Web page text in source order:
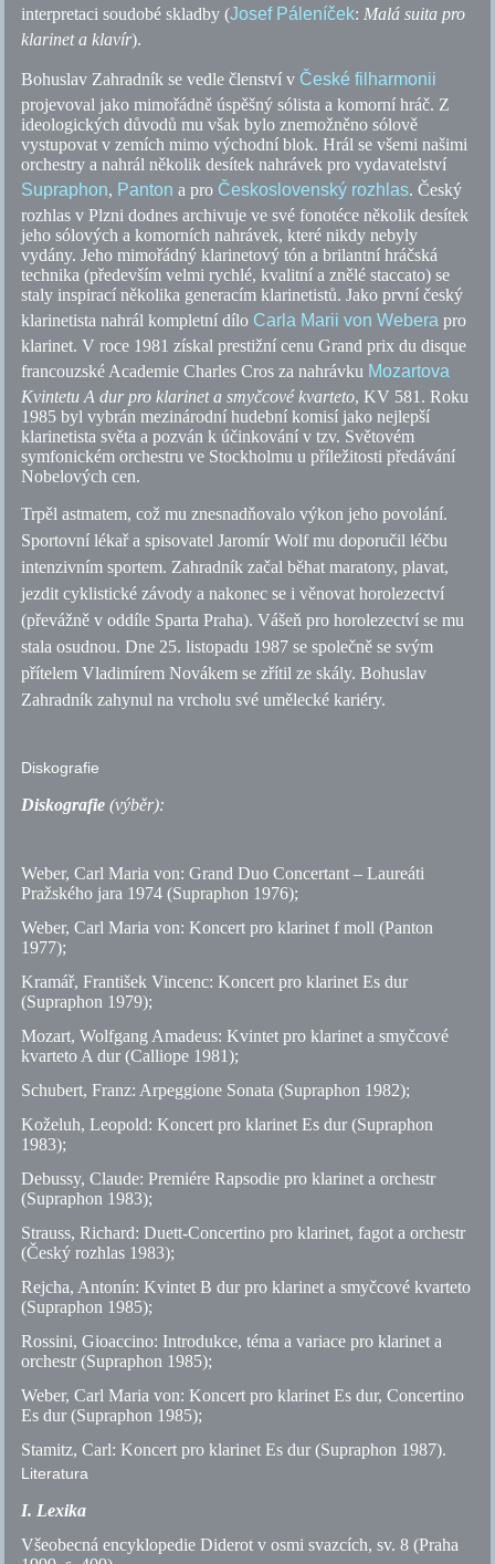
interpretaci soudobé skladby (Josef Páleníček:Malá suita pro
klarinet a klavír).
Bohuslav Zahradník se vedle členství v České filharmonii
projevoval jako mimořádně úspěšný sólista a komorní hráč. Z
ideologických důvodů mu však bylo znemožněno sólově
vystupovat v zemích mimo východní blok. Hrál se všemi našimi
orchestry a nahrál několik desítek nahrávek pro vydavatelství
Supraphon, Panton a pro Československý rozhlas. Český
rozhlas v Plzni dodnes archivuje ve své fonotéce několik desítek
jeho sólových a komorních nahrávek, které nikdy nebyly
vydány. Jeho mimořádný klarinetový tón a brilantní hráčská
technika (především velmi rychlé, kvalitní a znělé staccato) se
staly inspirací několika generacím klarinetistů. Jako první český
klarinetista nahrál kompletní dílo Carla Marii von Webera pro
klarinet. V roce 1981 získal prestižní cenu Grand prix du disque
francouzské Academie Charles Cros za nahrávku Mozartova
Kvintetu A dur pro klarinet a smyčcové kvarteto, KV 581. Roku
1985 byl vybrán mezinárodní hudební komisí jako nejlepší
klarinetista světa a pozván k účinkování vtzv. Světovém
symfonickém orchestru ve Stockholmu u příležitosti předávání
Nobelových cen.
Trpěl astmatem, což mu znesnadňovalo výkon jeho povolání.
Sportovní lékař a spisovatel Jaromír Wolf mu doporučil léčbu
intenzivním sportem. Zahradník začal běhat maratony, plavat,
jezdit cyklistické závody a nakonec se i věnovat horolezectví
(převážně v oddíle Sparta Praha). Vášeň pro horolezectví se mu
stala osudnou. Dne 25. listopadu 1987 se společně se svým
přítelem Vladimírem Novákem se zřítil ze skály. Bohuslav
Zahradník zahynul na vrcholu své umělecké kariéry.
Diskografie
Diskografie (výběr):
Weber, Carl Maria von: Grand Duo Concertant – Laureáti
Pražského jara 1974 (Supraphon 1976);
Weber, Carl Maria von: Koncert pro klarinet f moll (Panton
1977);
Kramář, František Vincenc: Koncert pro klarinet Es dur
(Supraphon 1979);
Mozart, Wolfgang Amadeus: Kvintet pro klarinet a smyčcové
kvarteto A dur (Calliope 1981);
Schubert, Franz: Arpeggione Sonata (Supraphon 1982);
Koželuh, Leopold: Koncert pro klarinet Es dur (Supraphon
1983);
Debussy, Claude: Premiére Rapsodie pro klarinet a orchestr
(Supraphon 1983);
Strauss, Richard: Duett-Concertino pro klarinet, fagot a orchestr
(Český rozhlas 1983);
Rejcha, Antonín: Kvintet B dur pro klarinet a smyčcové kvarteto
(Supraphon 1985);
Rossini, Gioaccino: Introdukce, téma a variace pro klarinet a
orchestr (Supraphon 1985);
Weber, Carl Maria von: Koncert pro klarinet Es dur, Concertino
Es dur (Supraphon 1985);
Stamitz, Carl: Koncert pro klarinet Es dur (Supraphon 1987).
Literatura
I. Lexika
Všeobecná encyklopedie Diderot v osmi svazcích,sv. 8 (Praha